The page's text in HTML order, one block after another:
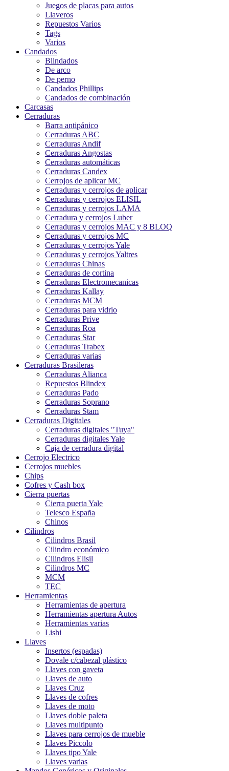
Juegos de placas para autos
Llaveros
Repuestos Varios
Tags
Varios
Candados
Blindados
De arco
De perno
Candados Phillips
Candados de combinación
Carcasas
Cerraduras
Barra antipánico
Cerraduras ABC
Cerraduras Andif
Cerraduras Angostas
Cerraduras automáticas
Cerraduras Candex
Cerrojos de aplicar MC
Cerraduras y cerrojos de aplicar
Cerraduras y cerrojos ELISIL
Cerraduras y cerrojos LAMA
Cerradura y cerrojos Luber
Cerraduras y cerrojos MAC y 8 BLOQ
Cerraduras y cerrojos MC
Cerraduras y cerrojos Yale
Cerraduras y cerrojos Yaltres
Cerraduras Chinas
Cerraduras de cortina
Cerraduras Electromecanicas
Cerraduras Kallay
Cerraduras MCM
Cerraduras para vidrio
Cerraduras Prive
Cerraduras Roa
Cerraduras Star
Cerraduras Trabex
Cerraduras varias
Cerraduras Brasileras
Cerraduras Alianca
Repuestos Blindex
Cerraduras Pado
Cerraduras Soprano
Cerraduras Stam
Cerraduras Digitales
Cerraduras digitales "Tuya"
Cerraduras digitales Yale
Caja de cerradura digital
Cerrojo Electrico
Cerrojos muebles
Chips
Cofres y Cash box
Cierra puertas
Cierra puerta Yale
Telesco España
Chinos
Cilindros
Cilindros Brasil
Cilindro económico
Cilindros Elisil
Cilindros MC
MCM
TEC
Herramientas
Herramientas de apertura
Herramientas apertura Autos
Herramientas varias
Lishi
Llaves
Insertos (espadas)
Dovale c/cabezal plástico
Llaves con gaveta
Llaves de auto
Llaves Cruz
Llaves de cofres
Llaves de moto
Llaves doble paleta
Llaves multipunto
Llaves para cerrojos de mueble
Llaves Piccolo
Llaves tipo Yale
Llaves varias